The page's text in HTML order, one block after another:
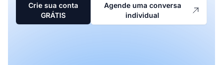
Crie sua conta
GRÁTIS
Agende uma conversa
individual